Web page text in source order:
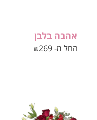
אהבה בלבן
החל מ- ₪269